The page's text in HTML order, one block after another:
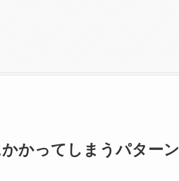
かってしまうパターン